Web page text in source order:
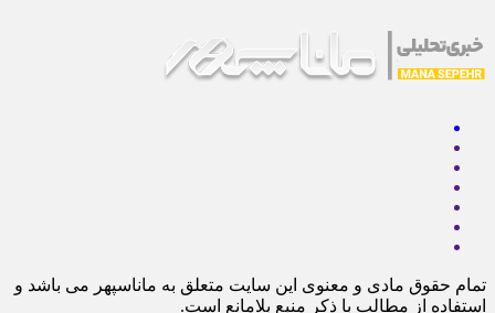
تمام حقوق مادی و معنوی این سایت متعلق به ماناسپهر می باشد و
استفاده از مطالب با ذکر منبع بلامانع است.